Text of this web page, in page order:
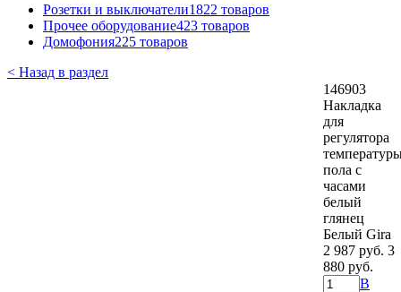
Розетки и выключатели1822 товаров
Прочее оборудование423 товаров
Домофония225 товаров
< Назад в раздел
146903
Накладка
для
регулятора
пола с
часами
белый
глянец
Белый Gira
2 987 руб. 3
880 руб.
В